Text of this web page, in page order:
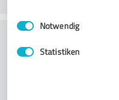
Impressum
Einwilligungsauswahl
Notwendig
Statistiken